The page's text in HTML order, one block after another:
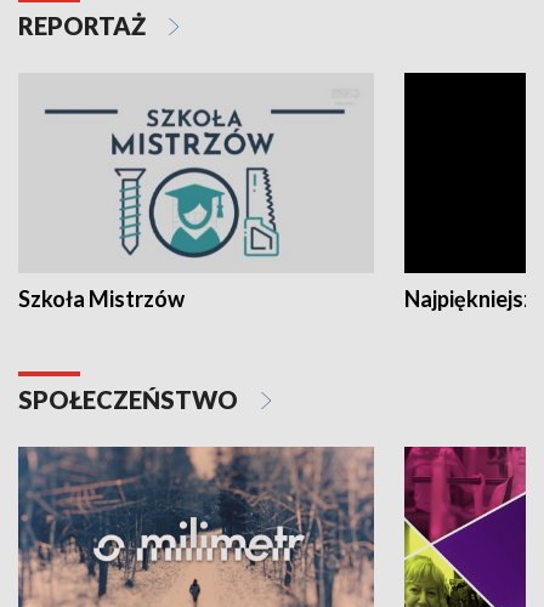
REPORTAŻ
Szkoła Mistrzów
SPOŁECZEŃSTWO